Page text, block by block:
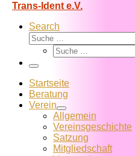
Trans-Ident e.V.
Search
Suche
Suche
Menü
Startseite
Beratung
Verein
Allgemein
Vereins­geschichte
Satzung
Mitglied­schaft